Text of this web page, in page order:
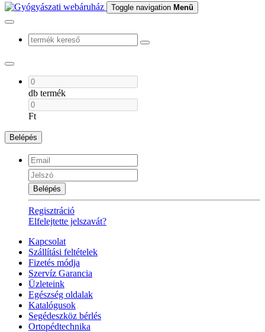
Toggle navigation Menü
db termék
Ft
Belépés
Belépés
Regisztráció
Elfelejtette jelszavát?
Kapcsolat
Szállítási feltételek
Fizetés módja
Szervíz Garancia
Üzleteink
Egészség oldalak
Katalógusok
Segédeszköz bérlés
Ortopédtechnika